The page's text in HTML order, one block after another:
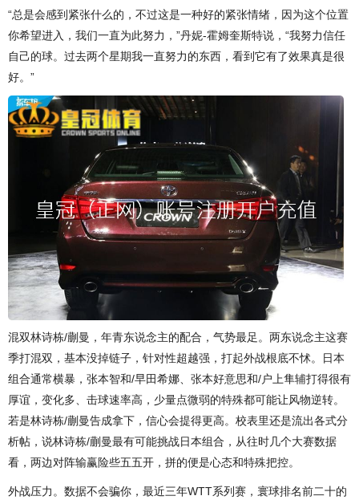
“总是会感到紧张什么的，不过这是一种好的紧张情绪，因为这个位置
你希望进入，我们一直为此努力，”丹妮-霍姆奎斯特说，“我努力信任
自己的球。过去两个星期我一直努力的东西，看到它有了效果真是很
好。”
混双林诗栋/蒯曼，年青东说念主的配合，气势最足。两东说念主这赛
季打混双，基本没掉链子，针对性超越强，打起外战根底不怵。日本
组合通常横暴，张本智和/早田希娜、张本好意思和/户上隼辅打得很有
厚谊，变化多、击球速率高，少量点微弱的特殊都可能让风物逆转。
若是林诗栋/蒯曼告成拿下，信心会提得更高。校表里还是流出各式分
析帖，说林诗栋/蒯曼最有可能挑战日本组合，从往时几个大赛数据
看，两边对阵输赢险些五五开，拼的便是心态和特殊把控。
外战压力。数据不会骗你，最近三年WTT系列赛，寰球排名前二十的